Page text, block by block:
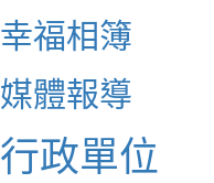
幸福相簿
媒體報導
行政單位